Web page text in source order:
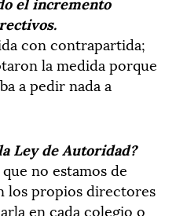
con contrapartida;
la medida porque
a pedir nada a
Ley de Autoridad?
no estamos de
los propios directores
en cada colegio o